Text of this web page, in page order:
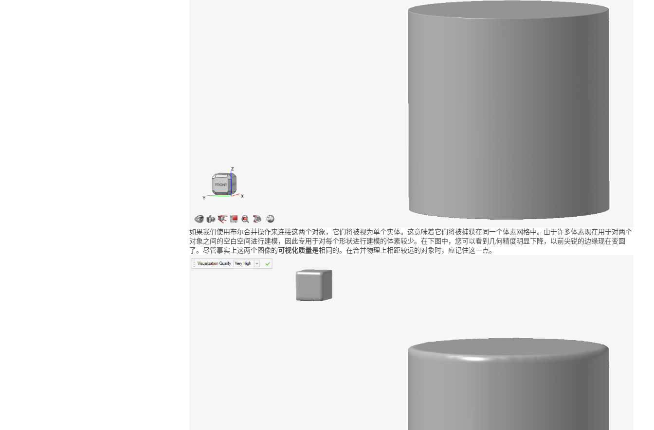
如果我们使用布尔合并操作来连接这两个对象，它们将被视为单个实体。这意味着它们将被捕获在同一个体素网格中。由于许多体素现在用于对两个
对象之间的空白空间进行建模，因此专用于对每个形状进行建模的体素较少。在下图中，您可以看到几何精度明显下降，以前尖锐的边缘现在变圆
了。尽管事实上这两个图像的可视化质量是相同的。在合并物理上相距较远的对象时，应记住这一点。